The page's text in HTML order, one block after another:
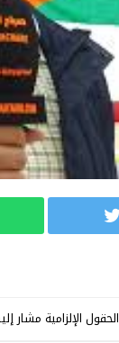
الحقول الإلزامية مشار